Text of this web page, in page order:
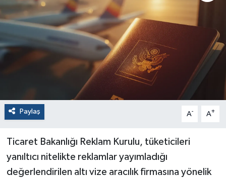
Paylaş A- A+
Ticaret Bakanlığı Reklam Kurulu, tüketicileri
yanıltıcı nitelikte reklamlar yayımladığı
değerlendirilen altı vize aracılık firmasına yönelik